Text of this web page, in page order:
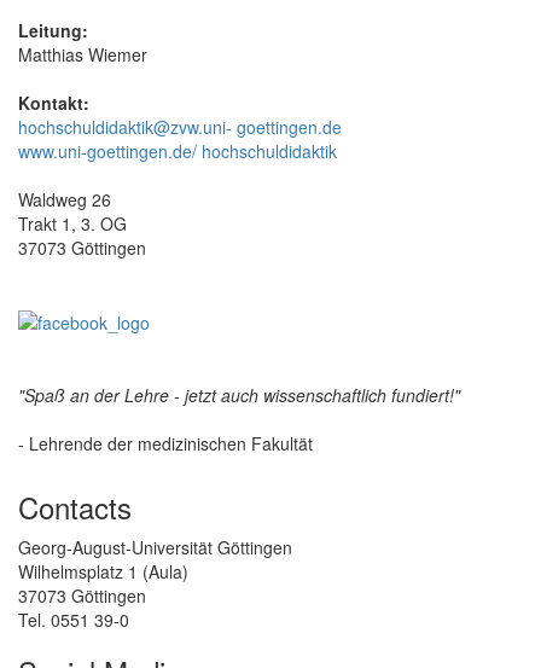
Leitung:
Matthias Wiemer
Kontakt:
hochschuldidaktik@zvw.uni- goettingen.de
www.uni-goettingen.de/ hochschuldidaktik
Waldweg 26
Trakt 1, 3. OG
37073 Göttingen
"Spaß an der Lehre - jetzt auch wissenschaftlich fundiert!"
- Lehrende der medizinischen Fakultät
Contacts
Georg-August-Universität Göttingen
Wilhelmsplatz 1 (Aula)
37073 Göttingen
Tel. 0551 39-0